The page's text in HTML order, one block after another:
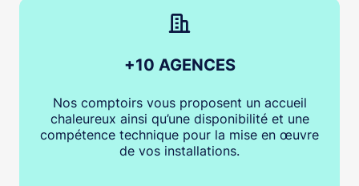
+10 AGENCES
Nos comptoirs vous proposent un accueil
chaleureux ainsi qu’une disponibilité et une
compétence technique pour la mise en œuvre
de vos installations.